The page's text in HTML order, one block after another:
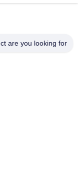
are you looking for?